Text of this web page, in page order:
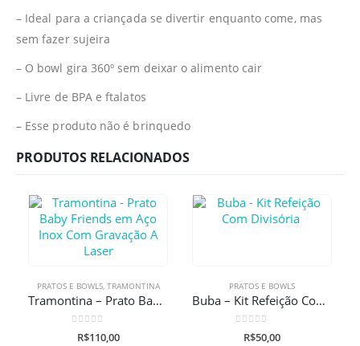
– Ideal para a criançada se divertir enquanto come, mas
sem fazer sujeira
– O bowl gira 360º sem deixar o alimento cair
– Livre de BPA e ftalatos
– Esse produto não é brinquedo
PRODUTOS RELACIONADOS
PRATOS E BOWLS, TRAMONTINA
Tramontina – Prato Baby Friends em Aço Inox Com Gravação A Laser
de 5
R$110,00
PRATOS E BOWLS
Buba – Kit Refeição Com Divisória
de 5
R$50,00